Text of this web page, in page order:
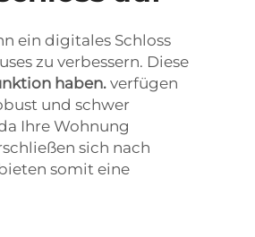
ein digitales Schloss
zu verbessern. Diese
haben. verfügen
und schwer
Ihre Wohnung
sich nach
somit eine